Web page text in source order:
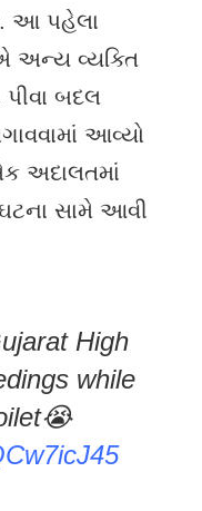
આ પહેલા
એ અન્ય વ્યક્તિ
પીવા બદલ
આવ્યો
અદાલતમાં
સામે આવી
High
while